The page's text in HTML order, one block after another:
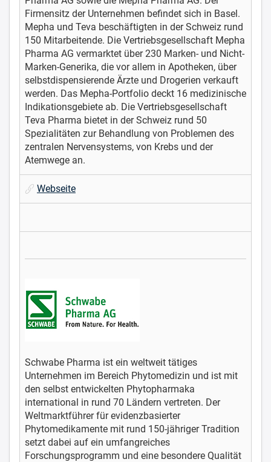
Firmensitz der Unternehmen befindet sich in Basel.
Mepha und Teva beschäftigten in der Schweiz rund
150 Mitarbeitende. Die Vertriebsgesellschaft Mepha
Pharma AG vermarktet über 230 Marken- und Nicht-
Marken-Generika, die vor allem in Apotheken, über
selbstdispensierende Ärzte und Drogerien verkauft
werden. Das Mepha-Portfolio deckt 16 medizinische
Indikationsgebiete ab. Die Vertriebsgesellschaft
Teva Pharma bietet in der Schweiz rund 50
Spezialitäten zur Behandlung von Problemen des
zentralen Nervensystems, von Krebs und der
Atemwege an.
Webseite
Schwabe Pharma ist ein weltweit tätiges
Unternehmen im Bereich Phytomedizin und ist mit
den selbst entwickelten Phytopharmaka
international in rund 70 Ländern vertreten. Der
Weltmarktführer für evidenzbasierter
Phytomedikamente mit rund 150-jähriger Tradition
setzt dabei auf ein umfangreiches
Forschungsprogramm und eine besondere Qualität